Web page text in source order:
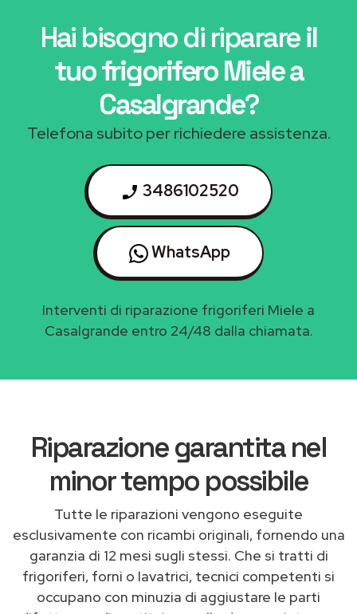
Hai bisogno di riparareil
tuo frigorifero Miele a
Casalgrande?
Telefona subito per richiedere assistenza.
3486102520
WhatsApp
Interventi di riparazione frigoriferi Miele a
Casalgrande entro 24/48 dalla chiamata.
Riparazione garantita nel
minor tempo possibile
Tutte le riparazioni vengono eseguite
esclusivamente con ricambi originali, fornendo una
garanzia di 12 mesi sugli stessi. Che si tratti di
frigoriferi, forni o lavatrici, tecnici competenti si
occupano con minuzia di aggiustare le parti